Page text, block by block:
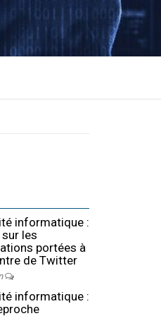
informatique :
les
portées à
de Twitter
informatique :